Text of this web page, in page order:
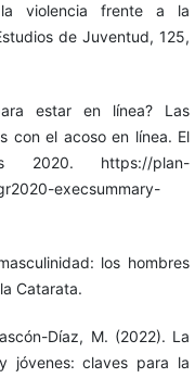
violencia frente a la
de Juventud, 125,
estar en línea? Las
con el acoso en línea. El
https://plan-
execsummary-
los hombres
Catarata.
Díaz, M. (2022). La
jóvenes: claves para la